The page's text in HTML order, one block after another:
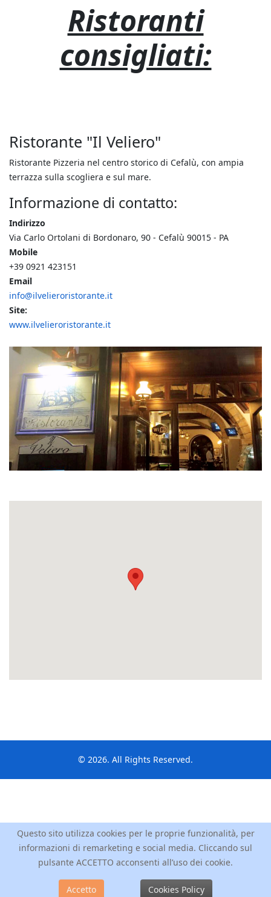
Ristoranti
consigliati:
Ristorante "Il Veliero"
Ristorante Pizzeria nel centro storico di Cefalù, con ampia
terrazza sulla scogliera e sul mare.
Informazione di contatto:
Indirizzo
Via Carlo Ortolani di Bordonaro, 90 - Cefalù 90015 - PA
Mobile
+39 0921 423151
Email
info@ilvelieroristorante.it
Site:
www.ilvelieroristorante.it
© 2026. All Rights Reserved.
Questo sito utilizza cookies per le proprie funzionalità, per
informazioni di remarketing e social media. Cliccando sul
pulsante ACCETTO acconsenti all’uso dei cookie.
Accetto Cookies Policy